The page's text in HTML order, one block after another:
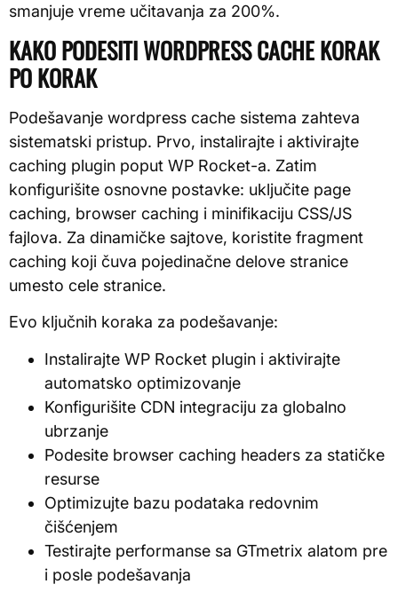
smanjuje vreme učitavanja za 200%.
KAKO PODESITI WORDPRESS CACHE KORAK
PO KORAK
Podešavanje wordpress cache sistema zahteva
sistematski pristup. Prvo, instalirajte i aktivirajte
caching plugin poput WP Rocket-a. Zatim
konfigurišite osnovne postavke: uključite page
caching, browser caching i minifikaciju CSS/JS
fajlova. Za dinamičke sajtove, koristite fragment
caching koji čuva pojedinačne delove stranice
umesto cele stranice.
Evo ključnih koraka za podešavanje:
Instalirajte WP Rocket plugin i aktivirajte
automatsko optimizovanje
Konfigurišite CDN integraciju za globalno
ubrzanje
Podesite browser caching headers za statičke
resurse
Optimizujte bazu podataka redovnim
čišćenjem
Testirajte performanse sa GTmetrix alatom pre
i posle podešavanja